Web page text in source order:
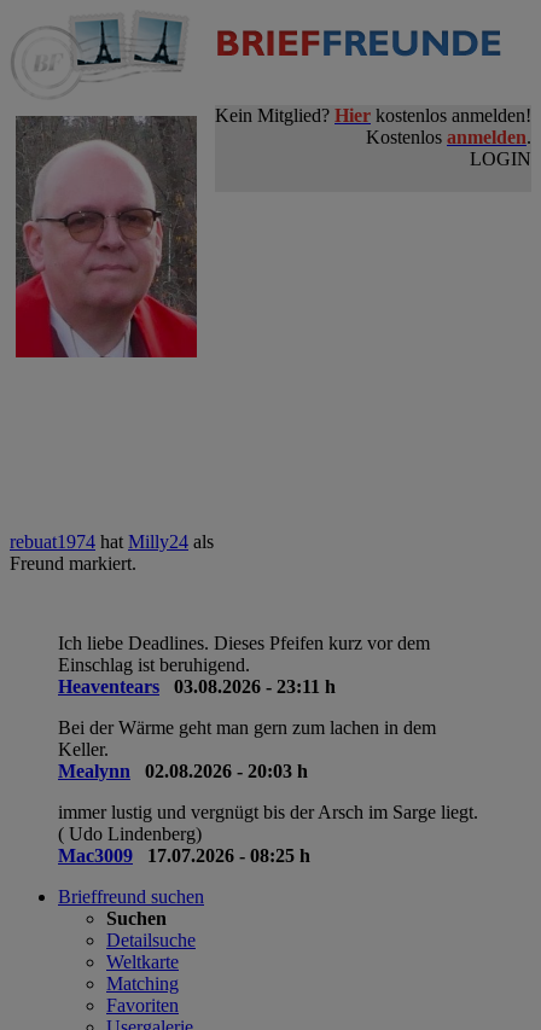
Kein Mitglied? Hier kostenlos anmelden!
Kostenlos anmelden.
LOGIN
hatMilly24alswildwind1979
Gästebuch geschrieben.
Ich liebe Deadlines. Dieses Pfeifen kurz vor dem
Einschlag ist beruhigend.
Heaventears
03.08.2026 - 23:11 h
Bei der Wärme geht man gern zum lachen in dem
Keller.
Mealynn
02.08.2026 - 20:03 h
immer lustig und vergnügt bis der Arsch im Sarge liegt.
( Udo Lindenberg)
Mac3009
17.07.2026 - 08:25 h
Brieffreund suchen
Suchen
Detailsuche
Weltkarte
Matching
Favoriten